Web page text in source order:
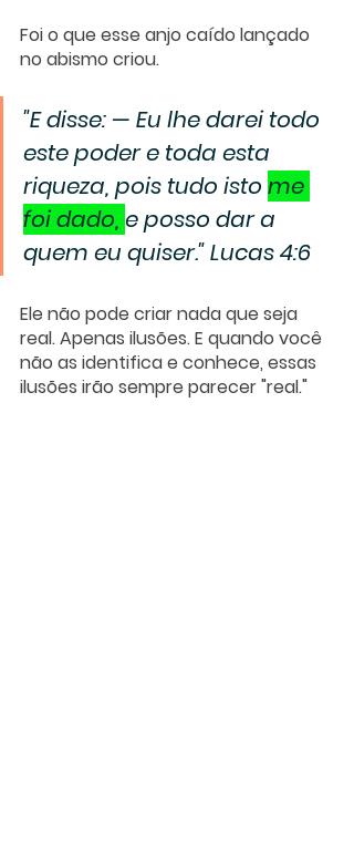
Foi o que esse anjo caído lançado
no abismo criou.
"E disse: — Eu lhe darei todo
este poder e toda esta
riqueza, pois tudo isto me
foi dado, e posso dar a
quem eu quiser." Lucas 4:6
Ele não pode criar nada que seja
real. Apenas ilusões. E quando você
não as identifica e conhece, essas
ilusões irão sempre parecer "real."